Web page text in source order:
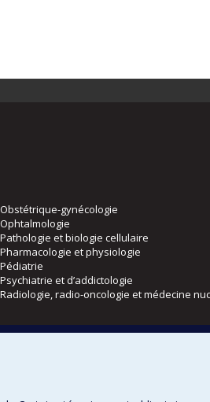
Obstétrique-gynécologie
Ophtalmologie
Pathologie et biologie cellulaire
Pharmacologie et physiologie
Pédiatrie
Psychiatrie et d’addictologie
Radiologie, radio-oncologie et médecine